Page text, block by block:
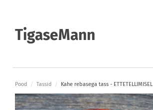
TigaseMann
Pood / Tassid / Kahe rebasega tass - ETTETELLIMISEL